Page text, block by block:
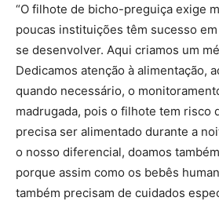
“O filhote de bicho-preguiça exige
poucas instituições têm sucesso
se desenvolver. Aqui criamos um
Dedicamos atenção à alimentação,
quando necessário, o
madrugada, pois o filhote tem risco
precisa ser alimentado durante a
o nosso diferencial, doamos
porque assim como os bebês
também precisam de cuidados